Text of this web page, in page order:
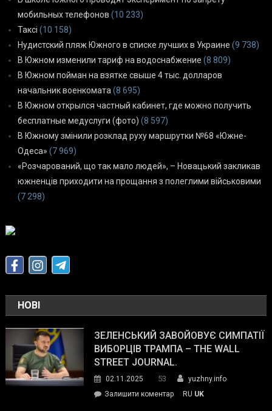
мобильных телефонов (10 233)
Таксі (10 158)
Нудистский пляж Южного в списке лучших в Украине (9 738)
В Южном изменили тариф на водоснабжение (8 809)
В Южном пойман на взятке свыше 4 тыс. долларов
начальник военкомата (8 695)
В Южном открылся частный кабинет, где можно получить
бесплатные медуслуги (фото) (8 597)
В Южному змінили розклад руху маршрутки №68 «Южне-
Одеса» (7 969)
«Розчарований, що так мало людей», – Новацький закликав
южненців приходити на прощання з полеглими військовими
(7 298)
НОВІ
ЗЕЛЕНСЬКИЙ ЗАВОЙОВУЄ СИМПАТІЇ
ВИБОРЦІВ ТРАМПА – THE WALL
STREET JOURNAL.
02.11.2025 53
yuzhny.info
Залишити коментарon
RU UK